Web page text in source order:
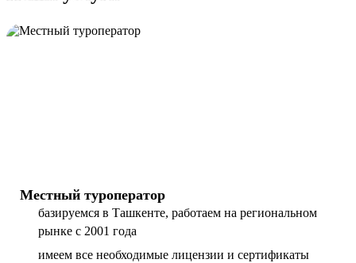
Местный туроператор
базируемся в Ташкенте, работаем на региональном
рынке с 2001 года
имеем все необходимые лицензии и сертификаты